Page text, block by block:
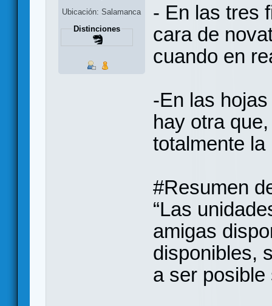
Ubicación: Salamanca
Distinciones
- En las tres
cara de
cuando en
-En las
hay otra
totalmente la
#Resumen
“Las
amigas
disponibles,
a ser posible